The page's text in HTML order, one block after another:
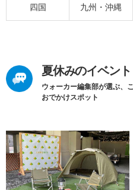
四国 九州・沖縄
夏休みのイベン
ウォーカー編集部が選ぶ、
おでかけスポット